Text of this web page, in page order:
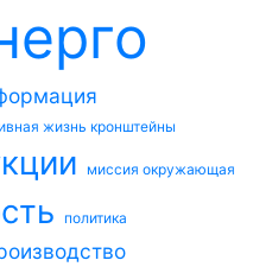
жизнь кронштейны
миссия окружающая
политика